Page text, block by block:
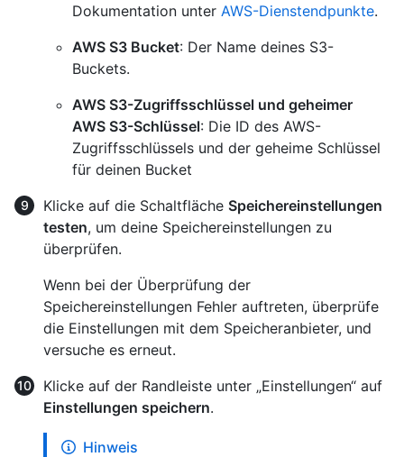
Dokumentation unter AWS-Dienstendpunkte.
AWS S3 Bucket: Der Name deines S3-
Buckets.
AWS S3-Zugriffsschlüssel und geheimer
AWS S3-Schlüssel: Die ID des AWS-
Zugriffsschlüssels und der geheime Schlüssel
für deinen Bucket
Klicke auf die Schaltfläche Speichereinstellungen
testen, um deine Speichereinstellungen zu
überprüfen.
Wenn bei der Überprüfung der
Speichereinstellungen Fehler auftreten, überprüfe
die Einstellungen mit dem Speicheranbieter, und
versuche es erneut.
Klicke auf der Randleiste unter „Einstellungen“ auf
Einstellungen speichern.
Hinweis